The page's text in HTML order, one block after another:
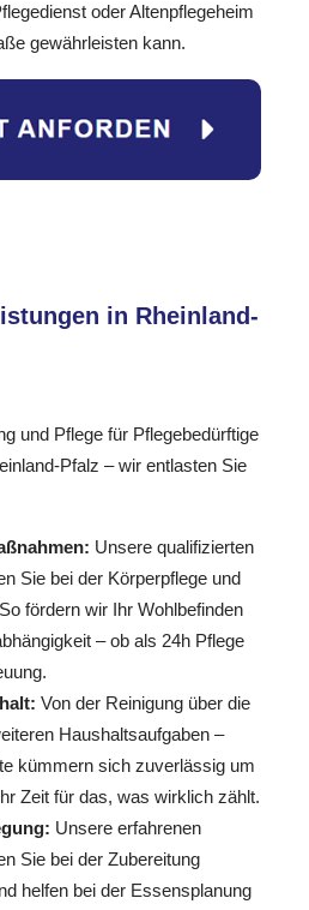
oder Altenpflegeheim
gewährleisten kann.
in Rheinland-
und Pflege für Pflegebedürftige
Pfalz – wir entlasten Sie
Unsere qualifizierten
Sie bei der Körperpflege und
fördern wir Ihr Wohlbefinden
– ob als 24h Pflege
Von der Reinigung über die
Haushaltsaufgaben –
kümmern sich zuverlässig um
Zeit für das, was wirklich zählt.
Unsere erfahrenen
Sie bei der Zubereitung
helfen bei der Essensplanung